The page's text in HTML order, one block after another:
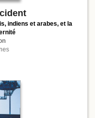
indiens et arabes, et la